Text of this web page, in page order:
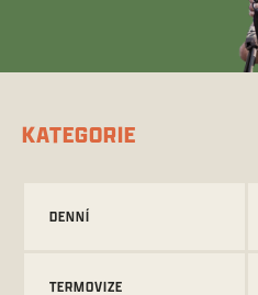
KATEGORIE
DENNÍ
TERMOVIZE